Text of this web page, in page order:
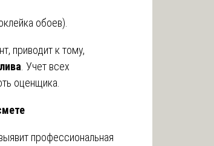
обоев).
приводит к тому,
. Учет всех
оценщика.
профессиональная